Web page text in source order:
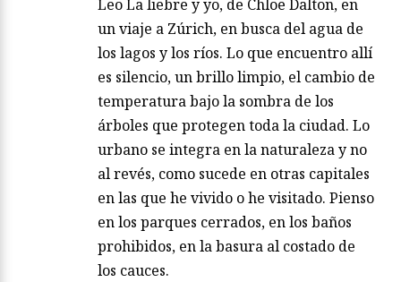
Leo La liebre y yo, de Chloe Dalton, en
un viaje a Zúrich, en busca del agua de
los lagos y los ríos. Lo que encuentro allí
es silencio, un brillo limpio, el cambio de
temperatura bajo la sombra de los
árboles que protegen toda la ciudad. Lo
urbano se integra en la naturaleza y no
al revés, como sucede en otras capitales
en las que he vivido o he visitado. Pienso
en los parques cerrados, en los baños
prohibidos, en la basura al costado de
los cauces.